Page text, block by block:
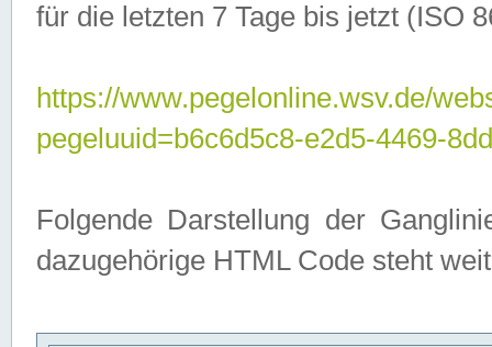
für die letzten 7 Tage bis jetzt (ISO
https://www.pegelonline.wsv.de/
pegeluuid=b6c6d5c8-e2d5-4469-
Folgende Darstellung der
dazugehörige HTML Code steht